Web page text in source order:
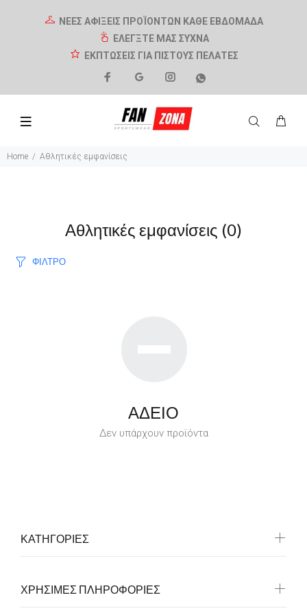
ΝΕΕΣ ΑΦΙΞΕΙΣ ΠΡΟΪΟΝΤΩΝ ΚΑΘΕ ΕΒΔΟΜΑΔΑ
ΕΛΕΓΞΤΕ ΜΑΣ ΣΥΧΝΑ
ΕΚΠΤΩΣΕΙΣ ΓΙΑ ΠΙΣΤΟΥΣ ΠΕΛΑΤΕΣ
Home Αθλητικές εμφανίσεις
Αθλητικές εμφανίσεις (0)
ΦΙΛΤΡΟ
ΑΔΕΙΟ
Δεν υπάρχουν προϊόντα
ΚΑΤΗΓΟΡΙΕΣ
ΧΡΗΣΙΜΕΣ ΠΛΗΡΟΦΟΡΙΕΣ